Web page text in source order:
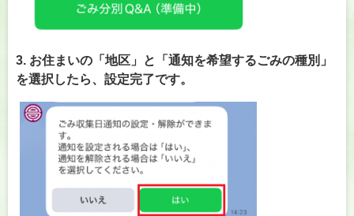
3. お住まいの「地区」と「通知を希望するごみの種別」
を選択したら、設定完了です。